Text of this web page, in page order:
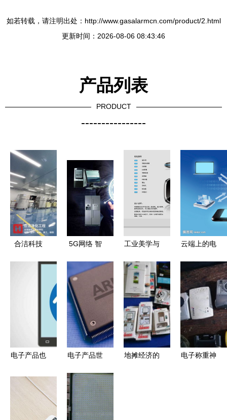
如若转载，请注明出处：http://www.gasalarmcn.com/product/2.html
更新时间：2026-08-06 08:43:46
产品列表
PRODUCT
----------------
合洁科技
5G网络 智
的革命性引
工业美学与
融合 电子
产品排版的
现代演进
云端上的电
实体到虚拟
的进化
电子产品也
高温安全使
电子产品世
程
地摊经济的
电子称重神